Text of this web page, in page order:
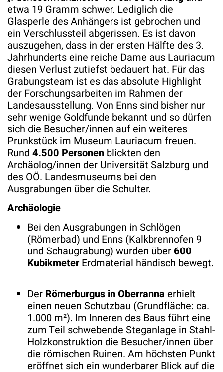
etwa 19 Gramm schwer. Lediglich die
Glasperle des Anhängers ist gebrochen und
ein Verschlussteil abgerissen. Es ist davon
auszugehen, dass in der ersten Hälfte des 3.
Jahrhunderts eine reiche Dame aus Lauriacum
diesen Verlust zutiefst bedauert hat. Für das
Grabungsteam ist es das absolute Highlight
der Forschungsarbeiten im Rahmen der
Landesausstellung. Von Enns sind bisher nur
sehr wenige Goldfunde bekannt und so dürfen
sich die Besucher/innen auf ein weiteres
Prunkstück im Museum Lauriacum freuen.
Rund 4.500 Personen blickten den
Archäolog/innen der Universität Salzburg und
des OÖ. Landesmuseums bei den
Ausgrabungen über die Schulter.
Archäologie
Bei den Ausgrabungen in Schlögen
(Römerbad) und Enns (Kalkbrennofen 9
und Schaugrabung) wurden über 600
KubikmeterErdmaterial händisch bewegt.
Der Römerburgus in Oberranna erhielt
einen neuen Schutzbau (Grundfläche: ca.
1.000 m²). Im Inneren des Baus führt eine
zum Teil schwebende Steganlage in Stahl-
Holzkonstruktion die Besucher/innen über
die römischen Ruinen. Am höchsten Punkt
eröffnet sich ein wunderbarer Blick auf die